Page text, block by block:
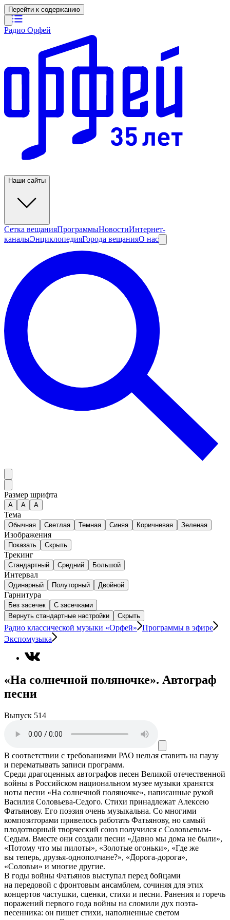
Перейти к содержанию
Радио Орфей
Наши сайты
Сетка вещанияПрограммыНовостиИнтернет-
каналыЭнциклопедияГорода вещанияО нас
Размер шрифта
А A A
Тема
Обычная Светлая Темная Синяя Коричневая Зеленая
Изображения
Показать Скрыть
Трекинг
Стандартный Средний Большой
Интервал
Одинарный Полуторный Двойной
Гарнитура
Без засечек
С засечками
Вернуть стандартные настройки
Скрыть
Радио классической музыки «Орфей»
Программы в эфире
Экспомузыка
«На солнечной поляночке». Автограф
песни
Выпуск 514
В соответствии с требованиями РАО нельзя ставить на паузу
и перематывать записи программ.
Среди драгоценных автографов песен Великой отечественной
войны в Российском национальном музее музыки хранятся
ноты песни «На солнечной поляночке», написанные рукой
Василия Соловьева-Седого. Стихи принадлежат Алексею
Фатьянову. Его поэзия очень музыкальна. Со многими
композиторами привелось работать Фатьянову, но самый
плодотворный творческий союз получился с Соловьевым-
Седым. Вместе они создали песни «Давно мы дома не были»,
«Потому что мы пилоты», «Золотые огоньки», «Где же
вы теперь, друзья-однополчане?», «Дорога-дорога»,
«Соловьи» и многие другие.
В годы войны Фатьянов выступал перед бойцами
на передовой с фронтовым ансамблем, сочиняя для этих
концертов частушки, сценки, стихи и песни. Ранения и горечь
поражений первого года войны на сломили дух поэта-
песенника: он пишет стихи, наполненные светом